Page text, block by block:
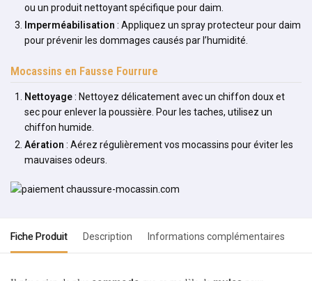
ou un produit nettoyant spécifique pour daim.
Imperméabilisation : Appliquez un spray protecteur pour daim
pour prévenir les dommages causés par l’humidité.
Mocassins en Fausse Fourrure
Nettoyage: Nettoyez délicatement avec un chiffon doux et
sec pour enlever la poussière. Pour les taches, utilisez un
chiffon humide.
Aération : Aérez régulièrement vos mocassins pour éviter les
mauvaises odeurs.
Fiche Produit Description Informations complémentaires